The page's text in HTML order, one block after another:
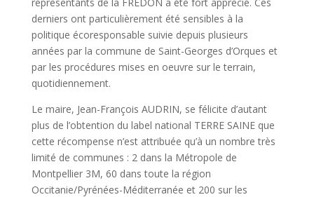
derniers ont particulièrement été sensibles à la
politique écoresponsable suivie depuis plusieurs
années par la commune de Saint-Georges d’Orques et
par les procédures mises en oeuvre sur le terrain,
quotidiennement.
Le maire, Jean-François AUDRIN, se félicite d’autant
plus de l’obtention du label national TERRE SAINE que
cette récompense n’est attribuée qu’à un nombre très
limité de communes : 2 dans la Métropole de
Montpellier 3M, 60 dans toute la région
Occitanie/Pyrénées-Méditerranée et 200 sur les